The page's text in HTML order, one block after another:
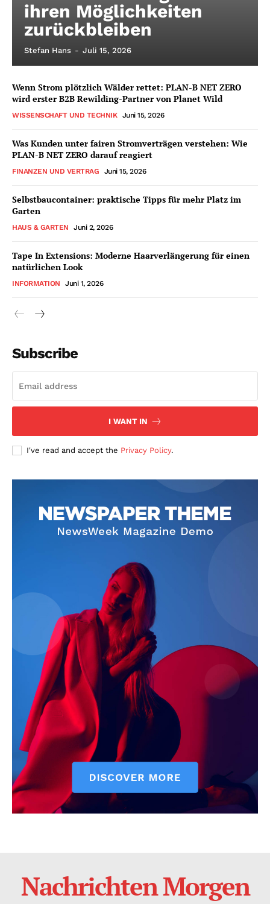
ihren Möglichkeiten
zurückbleiben
Stefan Hans - Juli 15, 2026
Wenn Strom plötzlich Wälder rettet: PLAN-B NET ZERO
wird erster B2B Rewilding-Partner von Planet Wild
WISSENSCHAFT UND TECHNIK Juni 15, 2026
Was Kunden unter fairen Stromverträgen verstehen: Wie
PLAN-B NET ZERO darauf reagiert
FINANZEN UND VERTRAG Juni 15, 2026
Selbstbaucontainer: praktische Tipps für mehr Platz im
Garten
HAUS & GARTEN Juni 2, 2026
Tape In Extensions: Moderne Haarverlängerung für einen
natürlichen Look
INFORMATION Juni 1, 2026
Subscribe
I WANT IN
I've read and accept the Privacy Policy.
Nachrichten Morgen